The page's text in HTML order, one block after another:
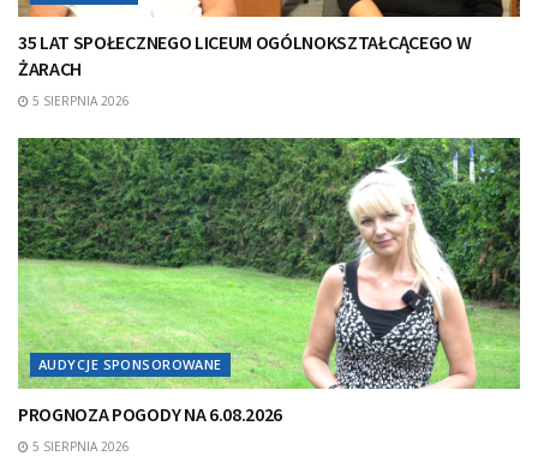
35 LAT SPOŁECZNEGO LICEUM OGÓLNOKSZTAŁCĄCEGO W
ŻARACH
5 SIERPNIA 2026
AUDYCJE SPONSOROWANE
PROGNOZA POGODY NA 6.08.2026
5 SIERPNIA 2026